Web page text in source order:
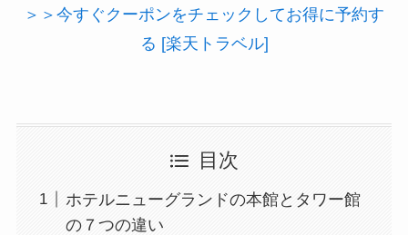
＞＞今すぐクーポンをチェックしてお得に予約す
る [楽天トラベル]
目次
ホテルニューグランドの本館とタワー館
の７つの違い